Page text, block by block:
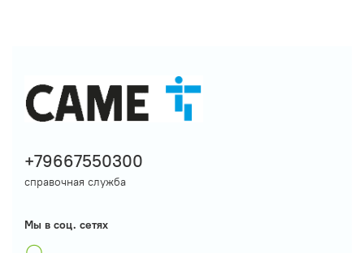
+79667550300
справочная служба
Мы в соц. сетях